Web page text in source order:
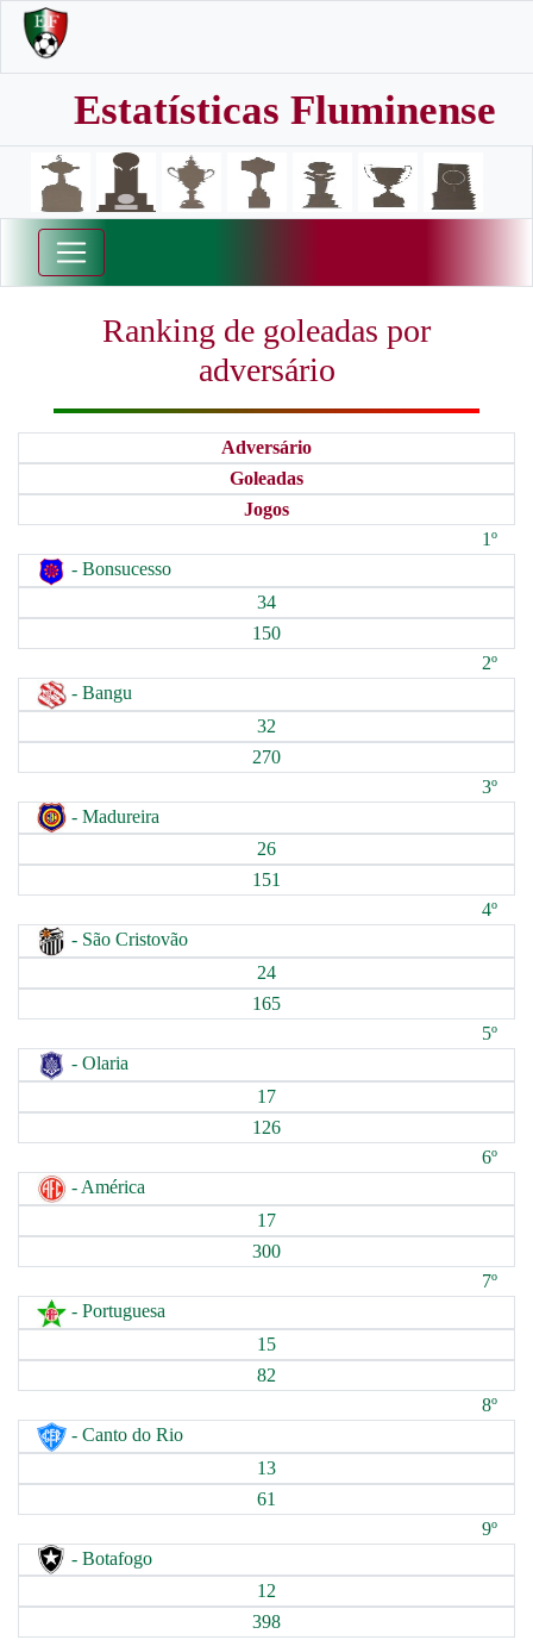
Estatísticas Fluminense
Ranking de goleadas por
adversário
Adversário
Goleadas
Jogos
1º
- Bonsucesso
34
150
2º
- Bangu
32
270
3º
- Madureira
26
151
4º
- São Cristovão
24
165
5º
- Olaria
17
126
6º
- América
17
300
7º
- Portuguesa
15
82
8º
- Canto do Rio
13
61
9º
- Botafogo
12
398